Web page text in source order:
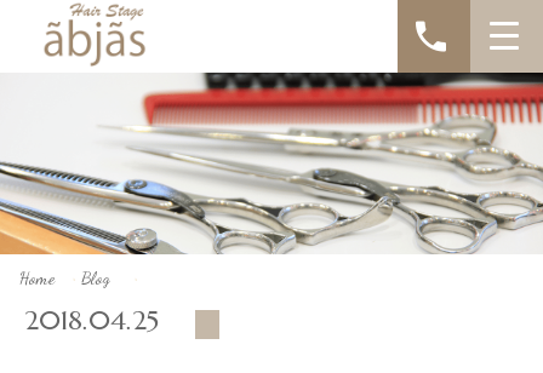
Home > Blog >
2018.04.25